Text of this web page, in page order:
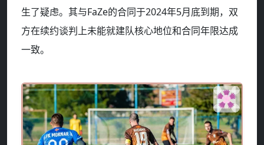
生了疑虑。其与FaZe的合同于2024年5月底到期，双
方在续约谈判上未能就建队核心地位和合同年限达成
一致。